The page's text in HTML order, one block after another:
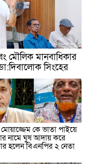
মৌলিক মানবাধিকার
সিংহের
কে ভাতা পাইয়ে
নামে ঘুষ আদায় করে
হলেন বিএনপির ২ নেতা